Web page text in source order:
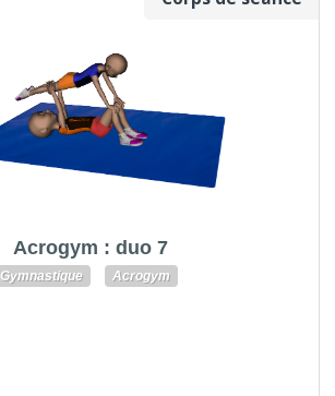
Acrogym : duo 7
Gymnastique Acrogym